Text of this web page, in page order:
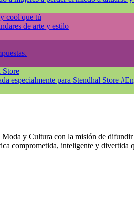
cool que tú
de arte y estilo
Store
especialmente para Stendhal Store
y Cultura con la misión de
comprometida, inteligente y